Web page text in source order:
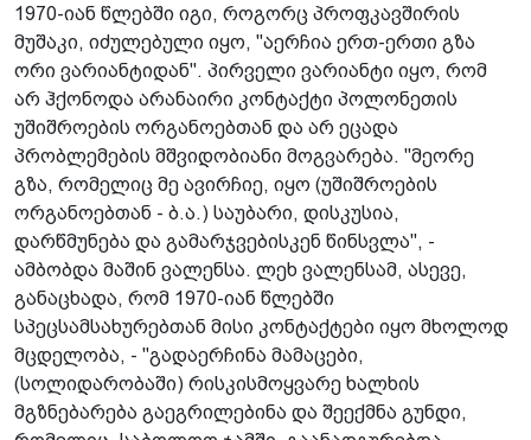
1970-იან წლებში იგი, როგორც პროფკავშირის
მუშაკი, იძულებული იყო, "აერჩია ერთ-ერთი გზა
ორი ვარიანტიდან". პირველი ვარიანტი იყო, რომ
არ ჰქონოდა არანაირი კონტაქტი პოლონეთის
უშიშროების ორგანოებთან და არ ეცადა
პრობლემების მშვიდობიანი მოგვარება. "მეორე
გზა, რომელიც მე ავირჩიე, იყო (უშიშროების
ორგანოებთან - ბ.ა.) საუბარი, დისკუსია,
დარწმუნება და გამარჯვებისკენ წინსვლა", -
ამბობდა მაშინ ვალენსა. ლეხ ვალენსამ, ასევე,
განაცხადა, რომ 1970-იან წლებში
სპეცსამსახურებთან მისი კონტაქტები იყო მხოლოდ
მცდელობა, - "გადაერჩინა მამაცები,
(სოლიდარობაში) რისკისმოყვარე ხალხის
მგზნებარება გაეგრილებინა და შეექმნა გუნდი,